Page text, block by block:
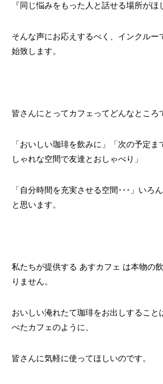
『同じ悩みをもった人と話せる場所がほ
そんな声にお応えするべく、インクルー
始致します。
皆さんにとってカフェってどんなところ
「おいしい珈琲を飲みに」「次の予定ま
しゃれな空間で友達とおしゃべり」
「自分時間を充実させる空間･･･」いろ
と思います。
私たちが提供する あすカフェ は本物の
りません。
おいしい淹れたて珈琲をお出しすること
べたカフェのように、
皆さんに気軽に使ってほしいのです。